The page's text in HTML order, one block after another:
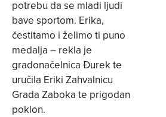
potrebu da se mladi ljudi
bave sportom. Erika,
čestitamo i želimo ti puno
medalja – rekla je
gradonačelnica Đurek te
uručila Eriki Zahvalnicu
Grada Zaboka te prigodan
poklon.